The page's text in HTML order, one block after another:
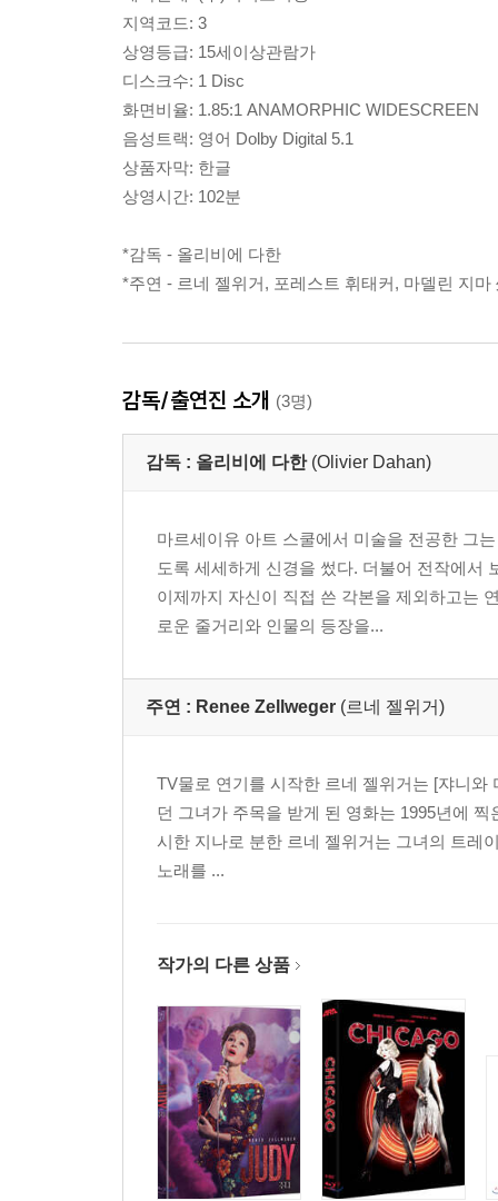
지역코드: 3
상영등급: 15세이상관람가
디스크수: 1 Disc
화면비율: 1.85:1 ANAMORPHIC WIDESCREEN
음성트랙: 영어 Dolby Digital 5.1
상품자막: 한글
상영시간: 102분
*감독 - 올리비에 다한
*주연 - 르네 젤위거, 포레스트 휘태커, 마델린 지마
감독/출연진 소개 (3명)
감독 : 올리비에 다한 (Olivier Dahan)
마르세이유 아트 스쿨에서 미술을 전공한 그
도록 세세하게 신경을 썼다. 더불어 전작에서
이제까지 자신이 직접 쓴 각본을 제외하고는
로운 줄거리와 인물의 등장을...
주연 : Renee Zellweger (르네 젤위거)
TV물로 연기를 시작한 르네 젤위거는 [쟈니
던 그녀가 주목을 받게 된 영화는 1995년에
시한 지나로 분한 르네 젤위거는 그녀의 트레
노래를 ...
작가의 다른 상품